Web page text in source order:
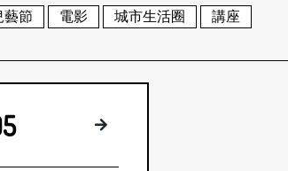
藝節 電影 城市生活圈 講座
下個月